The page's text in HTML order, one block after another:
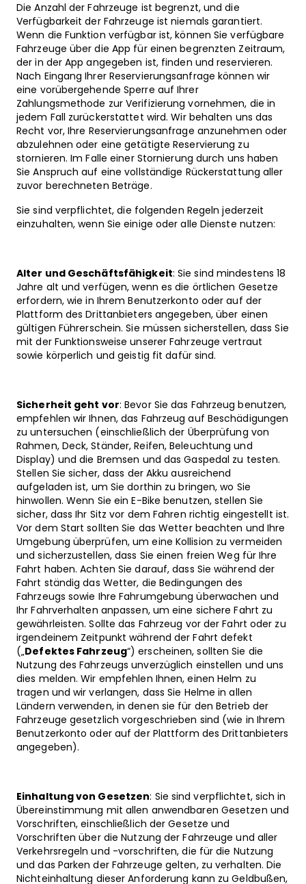
Die Anzahl der Fahrzeuge ist begrenzt, und die
Verfügbarkeit der Fahrzeuge ist niemals garantiert.
Wenn die Funktion verfügbar ist, können Sie verfügbare
Fahrzeuge über die App für einen begrenzten Zeitraum,
der in der App angegeben ist, finden und reservieren.
Nach Eingang Ihrer Reservierungsanfrage können wir
eine vorübergehende Sperre auf Ihrer
Zahlungsmethode zur Verifizierung vornehmen, die in
jedem Fall zurückerstattet wird. Wir behalten uns das
Recht vor, Ihre Reservierungsanfrage anzunehmen oder
abzulehnen oder eine getätigte Reservierung zu
stornieren. Im Falle einer Stornierung durch uns haben
Sie Anspruch auf eine vollständige Rückerstattung aller
zuvor berechneten Beträge.
Sie sind verpflichtet, die folgenden Regeln jederzeit
einzuhalten, wenn Sie einige oder alle Dienste nutzen:
Alter und Geschäftsfähigkeit: Sie sind mindestens 18
Jahre alt und verfügen, wenn es die örtlichen Gesetze
erfordern, wie in Ihrem Benutzerkonto oder auf der
Plattform des Drittanbieters angegeben, über einen
gültigen Führerschein. Sie müssen sicherstellen, dass Sie
mit der Funktionsweise unserer Fahrzeuge vertraut
sowie körperlich und geistig fit dafür sind.
Sicherheit geht vor: Bevor Sie das Fahrzeug benutzen,
empfehlen wir Ihnen, das Fahrzeug auf Beschädigungen
zu untersuchen (einschließlich der Überprüfung von
Rahmen, Deck, Ständer, Reifen, Beleuchtung und
Display) und die Bremsen und das Gaspedal zu testen.
Stellen Sie sicher, dass der Akku ausreichend
aufgeladen ist, um Sie dorthin zu bringen, wo Sie
hinwollen. Wenn Sie ein E-Bike benutzen, stellen Sie
sicher, dass Ihr Sitz vor dem Fahren richtig eingestellt ist.
Vor dem Start sollten Sie das Wetter beachten und Ihre
Umgebung überprüfen, um eine Kollision zu vermeiden
und sicherzustellen, dass Sie einen freien Weg für Ihre
Fahrt haben. Achten Sie darauf, dass Sie während der
Fahrt ständig das Wetter, die Bedingungen des
Fahrzeugs sowie Ihre Fahrumgebung überwachen und
Ihr Fahrverhalten anpassen, um eine sichere Fahrt zu
gewährleisten. Sollte das Fahrzeug vor der Fahrt oder zu
irgendeinem Zeitpunkt während der Fahrt defekt
(„Defektes Fahrzeug“) erscheinen, sollten Sie die
Nutzung des Fahrzeugs unverzüglich einstellen und uns
dies melden. Wir empfehlen Ihnen, einen Helm zu
tragen und wir verlangen, dass Sie Helme in allen
Ländern verwenden, in denen sie für den Betrieb der
Fahrzeuge gesetzlich vorgeschrieben sind (wie in Ihrem
Benutzerkonto oder auf der Plattform des Drittanbieters
angegeben).
Einhaltung von Gesetzen: Sie sind verpflichtet, sich in
Übereinstimmung mit allen anwendbaren Gesetzen und
Vorschriften, einschließlich der Gesetze und
Vorschriften über die Nutzung der Fahrzeuge und aller
Verkehrsregeln und -vorschriften, die für die Nutzung
und das Parken der Fahrzeuge gelten, zu verhalten. Die
Nichteinhaltung dieser Anforderung kann zu Geldbußen,